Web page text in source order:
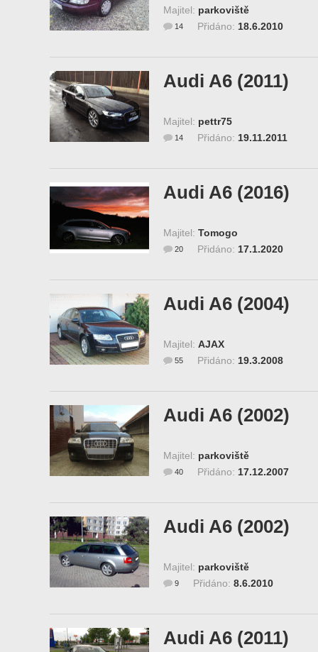
Majitel: parkoviště
Přidáno: 18.6.2010
14
Audi A6 (2011)
Majitel: pettr75
Přidáno: 19.11.2011
14
Audi A6 (2016)
Majitel: Tomogo
Přidáno: 17.1.2020
20
Audi A6 (2004)
Majitel: AJAX
Přidáno: 19.3.2008
55
Audi A6 (2002)
Majitel: parkoviště
Přidáno: 17.12.2007
40
Audi A6 (2002)
Majitel: parkoviště
Přidáno: 8.6.2010
9
Audi A6 (2011)